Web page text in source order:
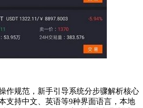
作规范，新手引导系统分步骤解析核心
支持中文、英语等9种界面语言，本地